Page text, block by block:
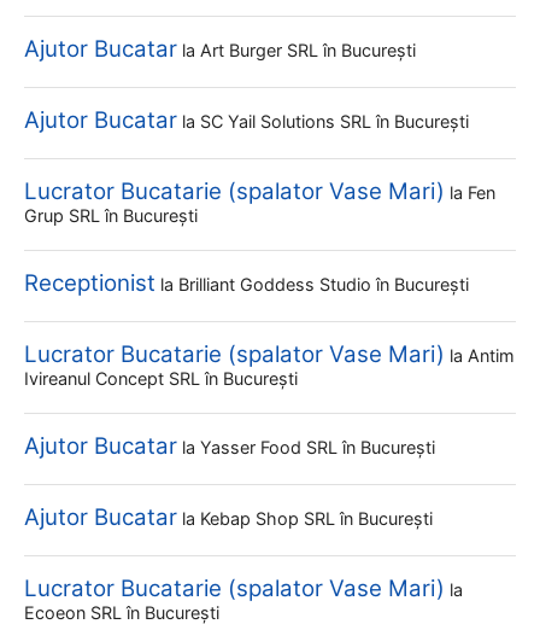
Ajutor Bucatar la Art Burger SRL în București
Ajutor Bucatar la SC Yail Solutions SRL în București
Lucrator Bucatarie (spalator Vase Mari) la Fen
Grup SRL în București
Receptionist la Brilliant Goddess Studio în București
Lucrator Bucatarie (spalator Vase Mari) la Antim
Ivireanul Concept SRL în București
Ajutor Bucatar la Yasser Food SRL în București
Ajutor Bucatar la Kebap Shop SRL în București
Lucrator Bucatarie (spalator Vase Mari) la
Ecoeon SRL în București